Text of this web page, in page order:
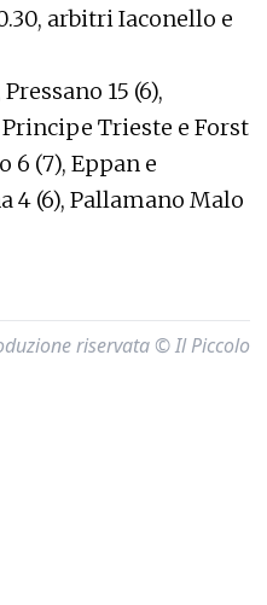
arbitri Iaconello e
15 (6),
Principe Trieste e Forst
6 (7), Eppan e
4 (6), Pallamano Malo
riservata © Il Piccolo